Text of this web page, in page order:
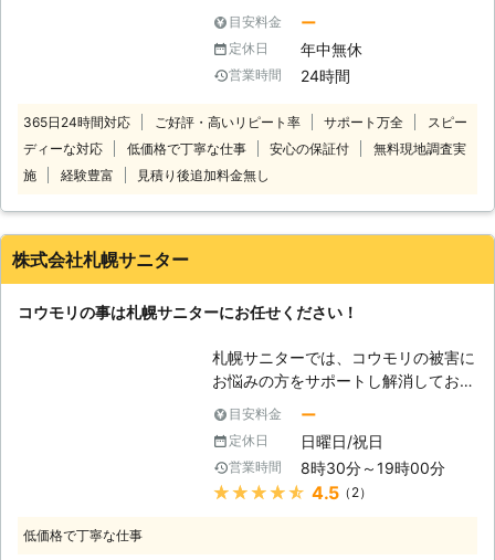
り、お悩みのお客様に対応！ 経験豊
富なスタッフがご自宅に住み着いたコ
ウモリを迅速・丁寧に駆除いたします
ので安心してお任せください。 万全
ービスを提供いたします。 いざとい
うときはコウモリ駆除naviにご連絡く
ださい。 コウモリ駆除naviは、日本
域でご依頼を受け付けております。
依頼しにくい早朝や深夜であろうとい
つでもどこでも遠慮なくご連絡くださ
します。 まずはお客様のご不安を解
消するために、現地調査や無料見積も
りなどのご説明をいたします。 ※対応
前にお客様にご確認したうえで調査・
見積もりに費用をいただく場合がござ
います。
目安料金 ー
定休日 年中無休
営業時間 24時間
365日24時間対応 ご好評・高いリピート率 サポート万全
スピー
ディーな対応
低価格で丁寧な仕事 安心の保証付
無料現地調査実
施
経験豊富 見積り後追加料金無し
株式会社札幌サニター
コウモリの事は札幌サニターにお任せください！
札幌サニターでは、コウモリの被害に
お悩みの方をサポートし解消しており
ます。コウモリに棲みつかれることに
より、病原菌や寄生虫といった危険か
ら糞尿による汚れやそこに集まる害虫
の被害と、さまざまな問題が発生して
しまいます。当社は衛生問題に関して
目安料金 ー
定休日 日曜日/祝日
営業時間 8時30分～19時00分
★★★★★ 4.5（2）
低価格で丁寧な仕事